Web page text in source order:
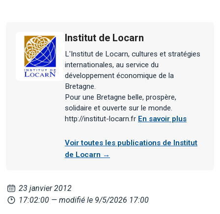
Institut de Locarn
L'Institut de Locarn, cultures et stratégies
internationales, au service du
développement économique de la
Bretagne.
Pour une Bretagne belle, prospère,
solidaire et ouverte sur le monde.
http://institut-locarn.fr En savoir plus
Voir toutes les publications de Institut
de Locarn →
23 janvier 2012
17:02:00 — modifié le 9/5/2026 17:00